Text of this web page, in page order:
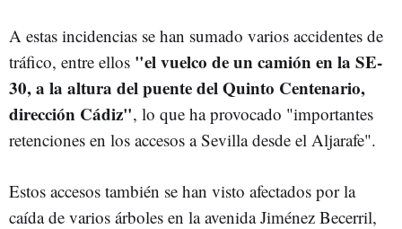
A estas incidencias se han sumado varios accidentes de
tráfico, entre ellos "el vuelco de un camión en la SE-
30, a la altura del puente del Quinto Centenario,
dirección Cádiz", lo que ha provocado "importantes
retenciones en los accesos a Sevilla desde el Aljarafe".
Estos accesos también se han visto afectados por la
caída de varios árboles en la avenida Jiménez Becerril,